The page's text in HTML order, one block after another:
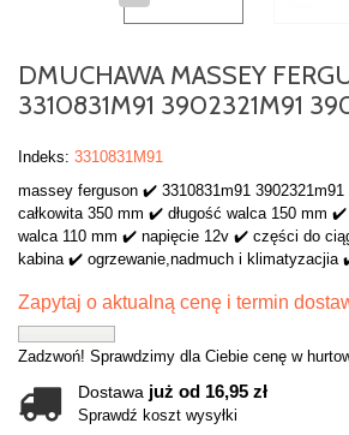
DMUCHAWA MASSEY
3310831M91 3902321M91
Indeks: 3310831M91
massey ferguson ✔️ 3310831m91 3902321m91
całkowita 350 mm ✔️ długość walca 150 mm
walca 110 mm ✔️ napięcie 12v ✔️ części do
kabina ✔️ ogrzewanie,nadmuch i klimatyzacjia
Zapytaj o aktualną cenę i termin
Zadzwoń! Sprawdzimy dla Ciebie cenę w
Dostawa już od 16,95 zł
Sprawdź koszt wysyłki